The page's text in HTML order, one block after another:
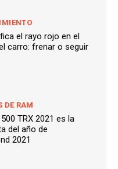
el rayo rojo en el
carro: frenar o seguir
DE RAM
TRX 2021 es la
del año de
2021